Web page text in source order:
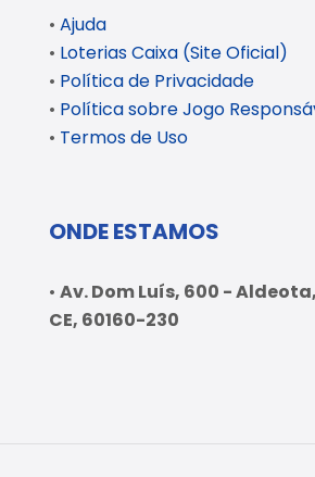
• Ajuda
• Loterias Caixa (Site Oficial)
• Política de Privacidade
• Política sobre Jogo
• Termos de Uso
ONDE ESTAMOS
• Av. Dom Luís, 600 -
CE, 60160-230